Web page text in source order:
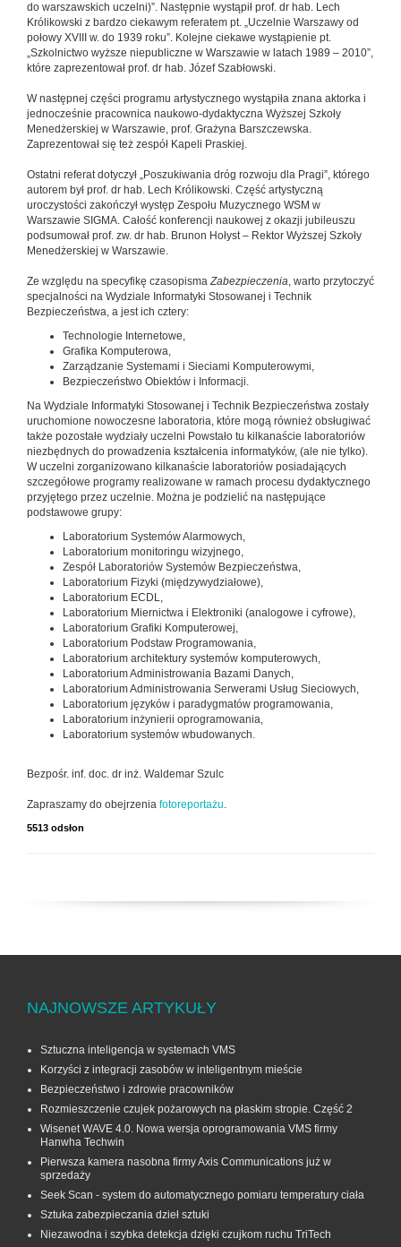
do warszawskich uczelni)”. Następnie wystąpił prof. dr hab. Lech
Królikowski z bardzo ciekawym referatem pt. „Uczelnie Warszawy od
połowy XVIII w. do 1939 roku”. Kolejne ciekawe wystąpienie pt.
„Szkolnictwo wyższe niepubliczne w Warszawie w latach 1989 – 2010”,
które zaprezentował prof. dr hab. Józef Szabłowski.
W następnej części programu artystycznego wystąpiła znana aktorka i
jednocześnie pracownica naukowo-dydaktyczna Wyższej Szkoły
Menedżerskiej w Warszawie, prof. Grażyna Barszczewska.
Zaprezentował się też zespół Kapeli Praskiej.
Ostatni referat dotyczył „Poszukiwania dróg rozwoju dla Pragi”, którego
autorem był prof. dr hab. Lech Królikowski. Część artystyczną
uroczystości zakończył występ Zespołu Muzycznego WSM w
Warszawie SIGMA. Całość konferencji naukowej z okazji jubileuszu
podsumował prof. zw. dr hab. Brunon Hołyst – Rektor Wyższej Szkoły
Menedżerskiej w Warszawie.
Ze względu na specyfikę czasopismaZabezpieczenia, warto przytoczyć
specjalności na Wydziale Informatyki Stosowanej i Technik
Bezpieczeństwa, a jest ich cztery:
Technologie Internetowe,
Grafika Komputerowa,
Zarządzanie Systemami i Sieciami Komputerowymi,
Bezpieczeństwo Obiektów i Informacji.
Na Wydziale Informatyki Stosowanej i Technik Bezpieczeństwa zostały
uruchomione nowoczesne laboratoria, które mogą również obsługiwać
także pozostałe wydziały uczelni Powstało tu kilkanaście laboratoriów
niezbędnych do prowadzenia kształcenia informatyków, (ale nie tylko).
W uczelni zorganizowano kilkanaście laboratoriów posiadających
szczegółowe programy realizowane w ramach procesu dydaktycznego
przyjętego przez uczelnie. Można je podzielić na następujące
podstawowe grupy:
Laboratorium Systemów Alarmowych,
Laboratorium monitoringu wizyjnego,
Zespół Laboratoriów Systemów Bezpieczeństwa,
Laboratorium Fizyki (międzywydziałowe),
Laboratorium ECDL,
Laboratorium Miernictwa i Elektroniki (analogowe i cyfrowe),
Laboratorium Grafiki Komputerowej,
Laboratorium Podstaw Programowania,
Laboratorium architektury systemów komputerowych,
Laboratorium Administrowania Bazami Danych,
Laboratorium Administrowania Serwerami Usług Sieciowych,
Laboratorium języków i paradygmatów programowania,
Laboratorium inżynierii oprogramowania,
Laboratorium systemów wbudowanych.
Bezpośr. inf. doc. dr inż. Waldemar Szulc
Zapraszamy do obejrzenia fotoreportażu.
5513 odsłon
NAJNOWSZE ARTYKUŁY
Sztuczna inteligencja w systemach VMS
Korzyści z integracji zasobów w inteligentnym mieście
Bezpieczeństwo i zdrowie pracowników
Rozmieszczenie czujek pożarowych na płaskim stropie. Część 2
Wisenet WAVE 4.0. Nowa wersja oprogramowania VMS firmy
Hanwha Techwin
Pierwsza kamera nasobna firmy Axis Communications już w
sprzedaży
Seek Scan - system do automatycznego pomiaru temperatury ciała
Sztuka zabezpieczania dzieł sztuki
Niezawodna i szybka detekcja dzięki czujkom ruchu TriTech